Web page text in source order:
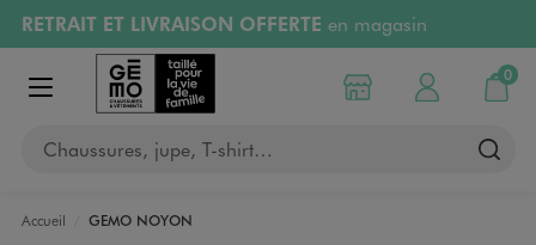
Aller au contenu principal
Aller à la navigation
RETRAIT ET LIVRAISON OFFERTE en magasin
Retours OFFERTSpendant 30 jours
PAYEZ EN 3x SANS FRAIS
RÉSERVATION GRATUITE
Afficher le menu
Chaussures, jupe, T-shirt…
Choisir mon magasin
Mon compte
0
Mon
Accueil GEMO NOYON